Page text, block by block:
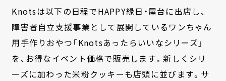
Knotsは以下の日程でHAPPY縁日・屋台に出店し、
障害者自立支援事業として展開しているワンちゃん
用手作りおやつ「Knotsあったらいいなシリーズ」
を、お得なイベント価格で販売します。新しくシリ
ーズに加わった米粉クッキーも店頭に並びます。サ